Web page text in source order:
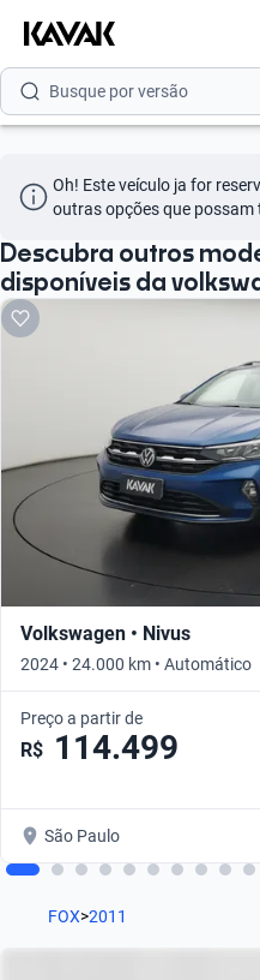
Busque por modelo
Busque por versão
Busque por marca
Busque por modelo
Busque por versão
Oh! Este veículo ja for
outras opções que possam
Descubra outros
disponíveis da
Volkswagen • Nivus
2024 • 24.000 km • Automático
Preço a partir de
R$ 114.499
São Paulo
FOX>2011